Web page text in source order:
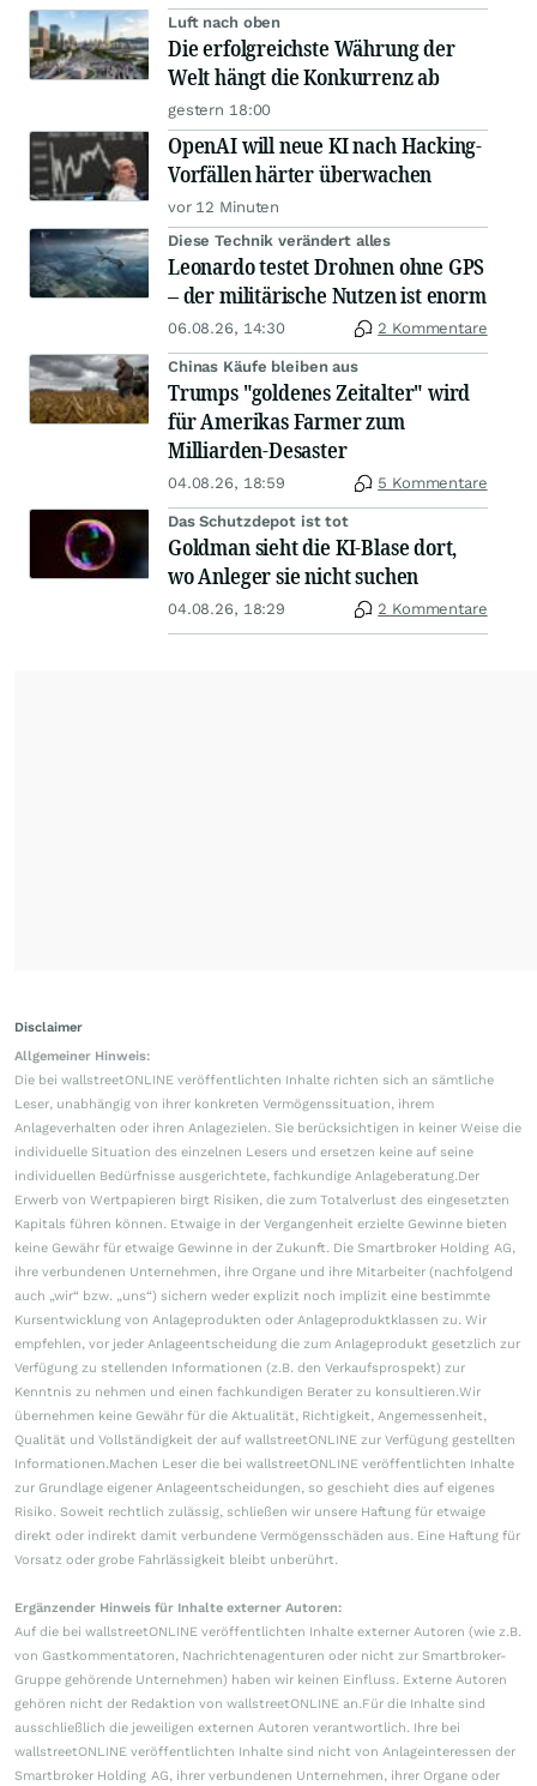
Luft nach oben
Die erfolgreichste Währung der
Welt hängt die Konkurrenz ab
gestern 18:00
OpenAI will neue KI nach Hacking-
Vorfällen härter überwachen
vor 12 Minuten
Diese Technik verändert alles
Leonardo testet Drohnen ohne GPS
– der militärische Nutzen ist enorm
06.08.26, 14:30 2 Kommentare
Chinas Käufe bleiben aus
Trumps "goldenes Zeitalter" wird
für Amerikas Farmer zum
Milliarden-Desaster
04.08.26, 18:59 5 Kommentare
Das Schutzdepot ist tot
Goldman sieht die KI-Blase dort,
wo Anleger sie nicht suchen
04.08.26, 18:29 2 Kommentare
Disclaimer
Allgemeiner Hinweis:
Die bei wallstreetONLINE veröffentlichten Inhalte richten sich an sämtliche
Leser, unabhängig von ihrer konkreten Vermögenssituation, ihrem
Anlageverhalten oder ihren Anlagezielen. Sie berücksichtigen in keiner Weise die
individuelle Situation des einzelnen Lesers und ersetzen keine auf seine
individuellen Bedürfnisse ausgerichtete, fachkundige Anlageberatung.Der
Erwerb von Wertpapieren birgt Risiken, die zum Totalverlust des eingesetzten
Kapitals führen können. Etwaige in der Vergangenheit erzielte Gewinne bieten
keine Gewähr für etwaige Gewinne in der Zukunft. Die Smartbroker Holding AG,
ihre verbundenen Unternehmen, ihre Organe und ihre Mitarbeiter (nachfolgend
auch „wir“ bzw. „uns“) sichern weder explizit noch implizit eine bestimmte
Kursentwicklung von Anlageprodukten oder Anlageproduktklassen zu. Wir
empfehlen, vor jeder Anlageentscheidung die zum Anlageprodukt gesetzlich zur
Verfügung zu stellenden Informationen (z.B. den Verkaufsprospekt) zur
Kenntnis zu nehmen und einen fachkundigen Berater zu konsultieren.Wir
übernehmen keine Gewähr für die Aktualität, Richtigkeit, Angemessenheit,
Qualität und Vollständigkeit der auf wallstreetONLINE zur Verfügung gestellten
Informationen.Machen Leser die bei wallstreetONLINE veröffentlichten Inhalte
zur Grundlage eigener Anlageentscheidungen, so geschieht dies auf eigenes
Risiko. Soweit rechtlich zulässig, schließen wir unsere Haftung für etwaige
direkt oder indirekt damit verbundene Vermögensschäden aus. Eine Haftung für
Vorsatz oder grobe Fahrlässigkeit bleibt unberührt.
Ergänzender Hinweis für Inhalte externer Autoren:
Auf die bei wallstreetONLINE veröffentlichten Inhalte externer Autoren (wie z.B.
von Gastkommentatoren, Nachrichtenagenturen oder nicht zur Smartbroker-
Gruppe gehörende Unternehmen) haben wir keinen Einfluss. Externe Autoren
gehören nicht der Redaktion von wallstreetONLINE an.Für die Inhalte sind
ausschließlich die jeweiligen externen Autoren verantwortlich. Ihre bei
wallstreetONLINE veröffentlichten Inhalte sind nicht von Anlageinteressen der
Smartbroker Holding AG, ihrer verbundenen Unternehmen, ihrer Organe oder